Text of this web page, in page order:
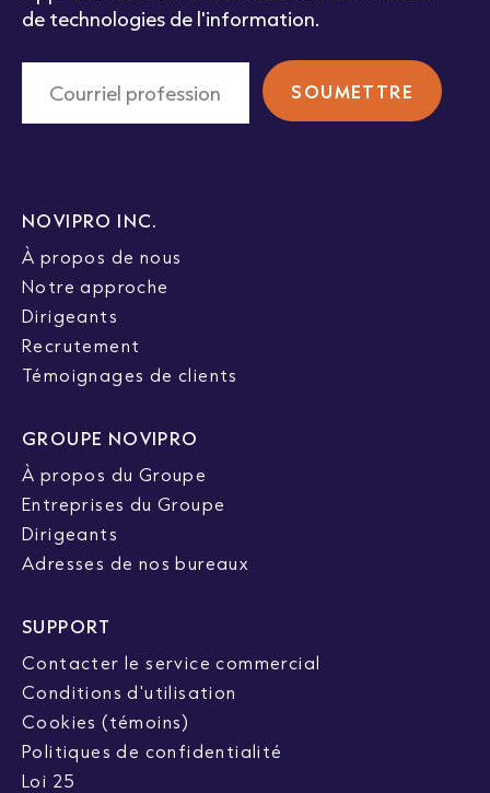
de technologies de l'information.
NOVIPRO INC.
À propos de nous
Notre approche
Dirigeants
Recrutement
Témoignages de clients
GROUPE NOVIPRO
À propos du Groupe
Entreprises du Groupe
Dirigeants
Adresses de nos bureaux
SUPPORT
Contacter le service commercial
Conditions d'utilisation
Cookies (témoins)
Politiques de confidentialité
Loi 25